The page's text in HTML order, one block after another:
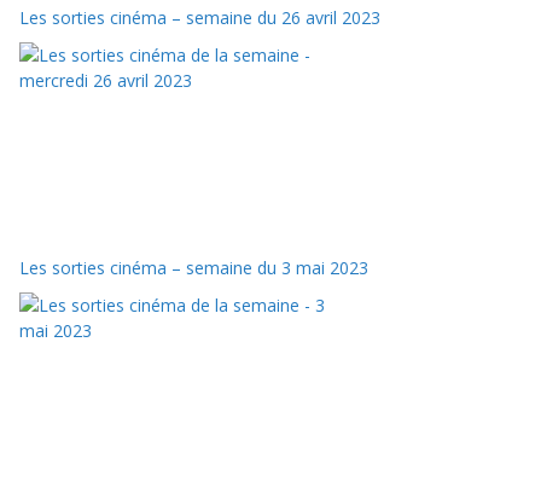
Les sorties cinéma – semaine du 26 avril 2023
Les sorties cinéma – semaine du 3 mai 2023